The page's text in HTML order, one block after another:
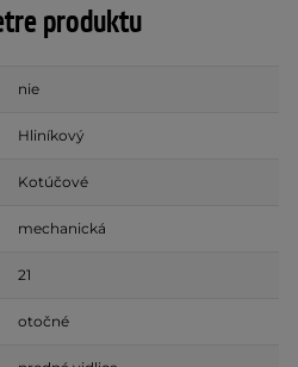
produktu
nie
Hliníkový
Kotúčové
mechanická
21
otočné